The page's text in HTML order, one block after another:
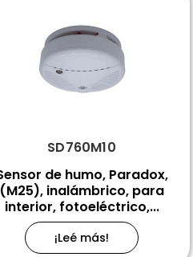
SD760M10
de humo, Paradox,
(M25), inalámbrico, para
interior, fotoeléctrico,...
¡Leé más!